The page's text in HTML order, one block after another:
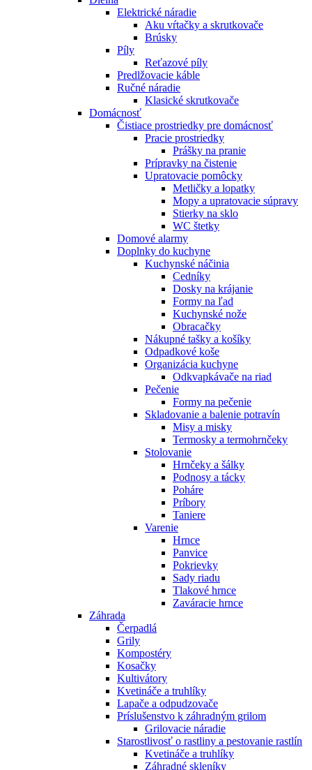
Elektrické náradie
Aku vŕtačky a skrutkovače
Brúsky
Píly
Reťazové píly
Predlžovacie káble
Ručné náradie
Klasické skrutkovače
Domácnosť
Čistiace prostriedky pre domácnosť
Pracie prostriedky
Prášky na pranie
Prípravky na čistenie
Upratovacie pomôcky
Metličky a lopatky
Mopy a upratovacie súpravy
Stierky na sklo
WC štetky
Domové alarmy
Doplnky do kuchyne
Kuchynské náčinia
Cedníky
Dosky na krájanie
Formy na ľad
Kuchynské nože
Obracačky
Nákupné tašky a košíky
Odpadkové koše
Organizácia kuchyne
Odkvapkávače na riad
Pečenie
Formy na pečenie
Skladovanie a balenie potravín
Misy a misky
Termosky a termohrnčeky
Stolovanie
Hrnčeky a šálky
Podnosy a tácky
Poháre
Príbory
Taniere
Varenie
Hrnce
Panvice
Pokrievky
Sady riadu
Tlakové hrnce
Zaváracie hrnce
Záhrada
Čerpadlá
Grily
Kompostéry
Kosačky
Kultivátory
Kvetináče a truhlíky
Lapače a odpudzovače
Príslušenstvo k záhradným grilom
Grilovacie náradie
Starostlivosť o rastliny a pestovanie rastlín
Kvetináče a truhlíky
Záhradné skleníky